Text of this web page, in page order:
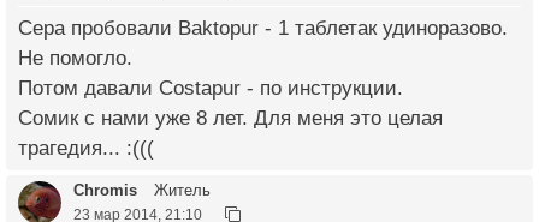
Сера пробовали Baktopur - 1 таблетак удиноразово.
Не помогло.
Потом давали Costapur - по инструкции.
Сомик с нами уже 8 лет. Для меня это целая
трагедия... :(((
Chromis Житель
23 мар 2014, 21:10